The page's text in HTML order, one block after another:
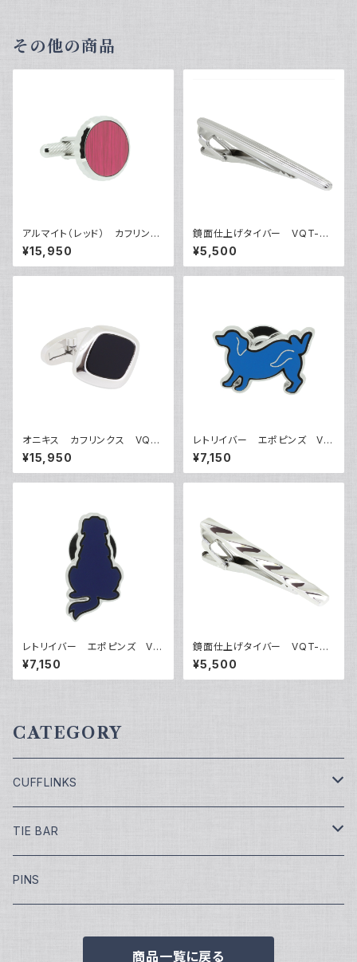
その他の商品
アルマイト（レッド） カフリンク
ス VQC-1209RR
¥15,950
鏡面仕上げタイバー VQT-03
19
¥5,500
オニキス カフリンクス VQC-
1213B
¥15,950
レトリイバー エポピンズ VQ
P-0503
¥7,150
レトリイバー エポピンズ VQ
P-0505
¥7,150
鏡面仕上げタイバー VQT-03
16
¥5,500
CATEGORY
CUFFLINKS
￥7,700
￥9,900
TIE BAR
￥4,400
PINS
商品一覧に戻る